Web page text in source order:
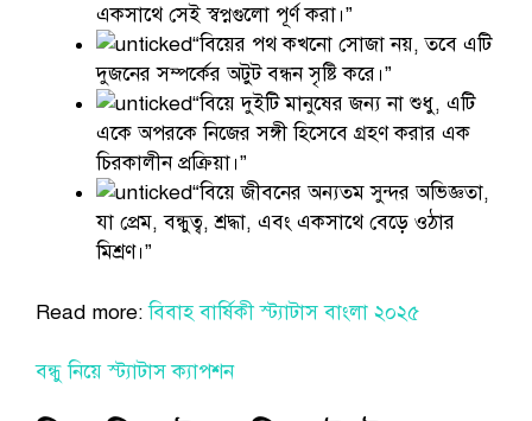
একসাথে সেই স্বপ্নগুলো পূর্ণ করা।”
“বিয়ের পথ কখনো সোজা নয়, তবে এটি
দুজনের সম্পর্কের অটুট বন্ধন সৃষ্টি করে।”
“বিয়ে দুইটি মানুষের জন্য না শুধু, এটি
একে অপরকে নিজের সঙ্গী হিসেবে গ্রহণ করার এক
চিরকালীন প্রক্রিয়া।”
“বিয়ে জীবনের অন্যতম সুন্দর অভিজ্ঞতা,
যা প্রেম, বন্ধুত্ব, শ্রদ্ধা, এবং একসাথে বেড়ে ওঠার
মিশ্রণ।”
Read more:বিবাহ বার্ষিকী স্ট্যাটাস বাংলা ২০২৫
বন্ধু নিয়ে স্ট্যাটাস ক্যাপশন